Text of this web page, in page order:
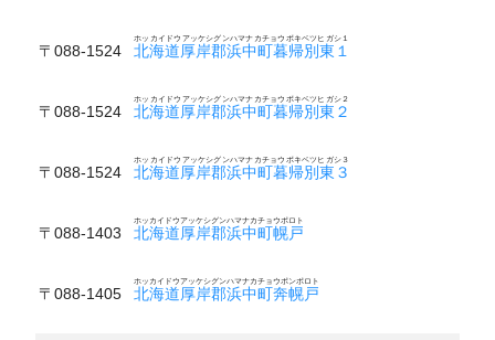
〒088-1524 北海道厚岸郡浜中町暮帰別東１
ホッカイドウアッケシグンハマナカチョウボキベツヒガシ１
〒088-1524 北海道厚岸郡浜中町暮帰別東２
ホッカイドウアッケシグンハマナカチョウボキベツヒガシ２
〒088-1524 北海道厚岸郡浜中町暮帰別東３
ホッカイドウアッケシグンハマナカチョウボキベツヒガシ３
〒088-1403 北海道厚岸郡浜中町幌戸
ホッカイドウアッケシグンハマナカチョウポロト
〒088-1405 北海道厚岸郡浜中町奔幌戸
ホッカイドウアッケシグンハマナカチョウポンポロト